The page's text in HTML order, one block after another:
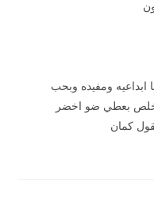
ومفيده وبحب
خلص بعطي ضو اخضر
كمان